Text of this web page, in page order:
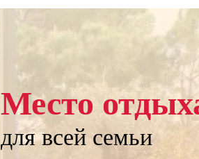
Место
для всей семьи